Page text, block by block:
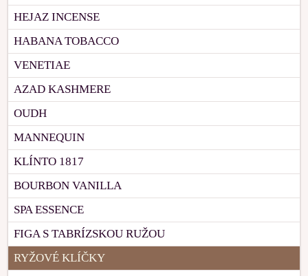
HEJAZ INCENSE
HABANA TOBACCO
VENETIAE
AZAD KASHMERE
OUDH
MANNEQUIN
KLÍNTO 1817
BOURBON VANILLA
SPA ESSENCE
FIGA S TABRÍZSKOU RUŽOU
RYŽOVÉ KLÍČKY